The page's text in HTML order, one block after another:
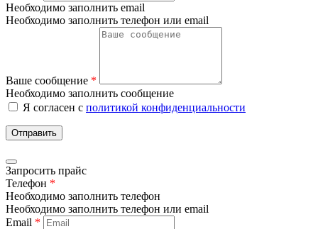
Необходимо заполнить email
Необходимо заполнить телефон или email
Ваше сообщение *
Необходимо заполнить сообщение
Я согласен с политикой конфиденциальности
Отправить
Запросить прайс
Телефон *
Необходимо заполнить телефон
Необходимо заполнить телефон или email
Email *